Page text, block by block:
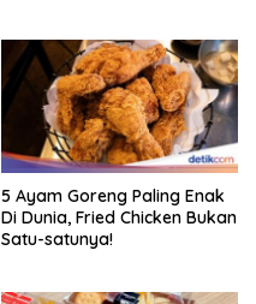
5 Ayam Goreng Paling Enak
Di Dunia, Fried Chicken Bukan
Satu-satunya!